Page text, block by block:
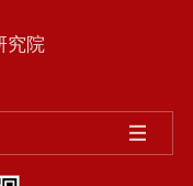
究院